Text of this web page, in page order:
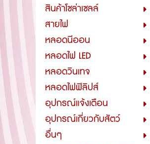
สินค้าโซล่าเซลล์
สายไฟ
หลอดนีออน
หลอดไฟ LED
หลอดวินเทจ
หลอดไฟฟิลิปส์
อุปกรณ์แจ้งเตือน
อุปกรณ์เกี่ยวกับสัตว์
อื่นๆ